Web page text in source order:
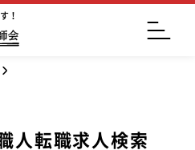
！
人転職求人検索